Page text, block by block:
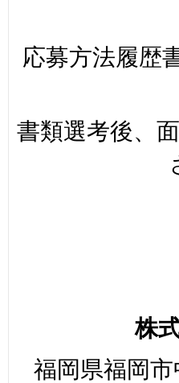
応募方法履歴
書類選考後、
株
福岡県福岡